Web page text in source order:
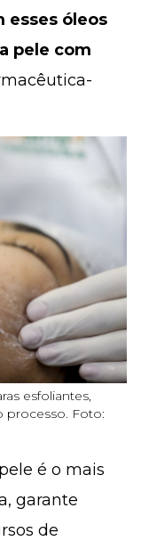
esses óleos
pele com
esfoliantes,
processo. Foto:
é o mais
garante
de